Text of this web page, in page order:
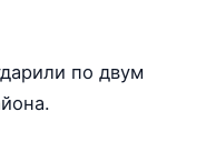
по двум